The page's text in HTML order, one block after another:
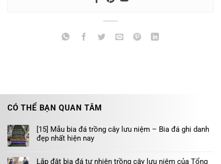
CÓ THỂ BẠN QUAN TÂM
[15] Mẫu bia đá trồng cây lưu niệm – Bia đá ghi danh
đẹp nhất hiện nay
Lắp đặt bia đá tự nhiên trồng cây lưu niệm của Tổng